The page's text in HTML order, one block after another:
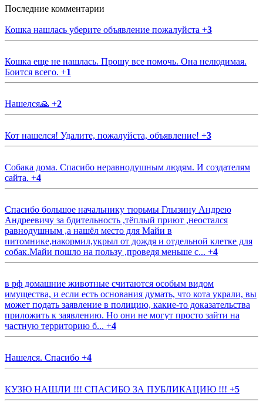
Последние комментарии
Кошка нашлась уберите объявление пожалуйста +3
Кошка еще не нашлась. Прошу все помочь. Она нелюдимая.
Боится всего. +1
Нашелся🙏 +2
Кот нашелся! Удалите, пожалуйста, объявление! +3
Собака дома. Спасибо неравнодушным людям. И создателям
сайта. +4
Спасибо большое начальнику тюрьмы Глызину Андрею
Андреевичу за бдительность ,тёплый приют ,неостался
равнодушным ,а нашёл место для Майи в
питомнике,накормил,укрыл от дождя и отдельной клетке для
собак.Майи пошло на пользу ,проведя меньше с... +4
в рф домашние животные считаются особым видом
имущества, и если есть основания думать, что кота украли, вы
может подать заявление в полицию, какие-то доказательства
приложить к заявлению. Но они не могут просто зайти на
частную территорию б... +4
Нашелся. Спасибо +4
КУЗЮ НАШЛИ !!! СПАСИБО ЗА ПУБЛИКАЦИЮ !!! +5